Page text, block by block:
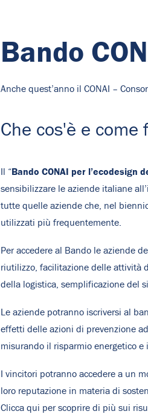
Bando
Anche quest’anno il CONAI –
Che cos'è e come
Il “Bando CONAI per
sensibilizzare le aziende italiane
tutte quelle aziende che, nel
utilizzati più frequentemente.
Per accedere al Bando le aziende
riutilizzo, facilitazione delle attività
della logistica, semplificazione del
Le aziende potranno iscriversi al
effetti delle azioni di prevenzione
misurando il risparmio energetico e
I vincitori potranno accedere a un
loro reputazione in materia di
Clicca qui per scoprire di più sui